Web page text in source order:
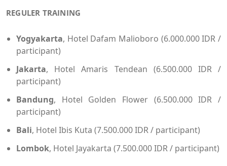
REGULER TRAINING
Yogyakarta, Hotel Dafam Malioboro (6.000.000 IDR /
participant)
Jakarta, Hotel Amaris Tendean (6.500.000 IDR /
participant)
Bandung, Hotel Golden Flower (6.500.000 IDR /
participant)
Bali, Hotel Ibis Kuta (7.500.000 IDR / participant)
Lombok, Hotel Jayakarta (7.500.000 IDR / participant)